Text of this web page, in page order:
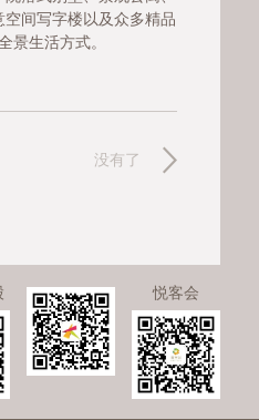
间写字楼以及众多精品
景生活方式。
没有了
悦客会